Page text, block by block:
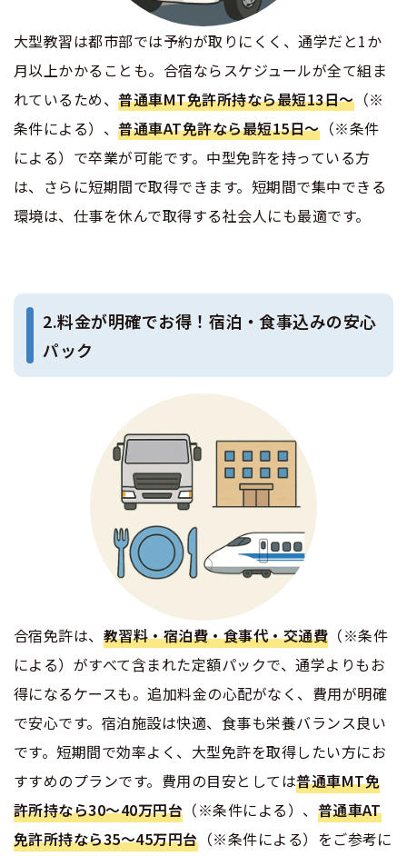
大型教習は都市部では予約が取りにくく、通学だと1か
月以上かかることも。合宿ならスケジュールが全て組ま
れているため、普通車MT免許所持なら最短13日〜（※
条件による）、普通車AT免許なら最短15日〜（※条件
による）で卒業が可能です。中型免許を持っている方
は、さらに短期間で取得できます。短期間で集中できる
環境は、仕事を休んで取得する社会人にも最適です。
2.料金が明確でお得！宿泊・食事込みの安心
パック
合宿免許は、 教習料・宿泊費・食事代・交通費 （※条件
による）がすべて含まれた定額パックで、通学よりもお
得になるケースも。追加料金の心配がなく、費用が明確
で安心です。宿泊施設は快適、食事も栄養バランス良い
です。短期間で効率よく、大型免許を取得したい方にお
すすめのプランです。費用の目安としては普通車MT免
許所持なら30〜40万円台 （※条件による）、 普通車AT
免許所持なら35〜45万円台（※条件による）をご参考に